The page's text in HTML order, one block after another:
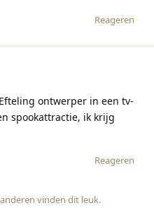
Reageren
ontwerper in een tv-
spookattractie, ik krijg
Reageren
anderen vinden dit leuk.